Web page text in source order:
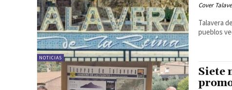
NOTICIAS
Cover
Talavera
pueblos
Siete